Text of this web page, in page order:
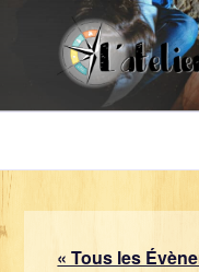
contenu
« Tous les